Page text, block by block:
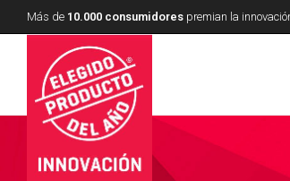
Más de 10.000 consumidores premian la